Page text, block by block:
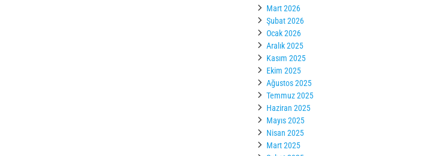
Mart 2026
Şubat 2026
Ocak 2026
Aralık 2025
Kasım 2025
Ekim 2025
Ağustos 2025
Temmuz 2025
Haziran 2025
Mayıs 2025
Nisan 2025
Mart 2025